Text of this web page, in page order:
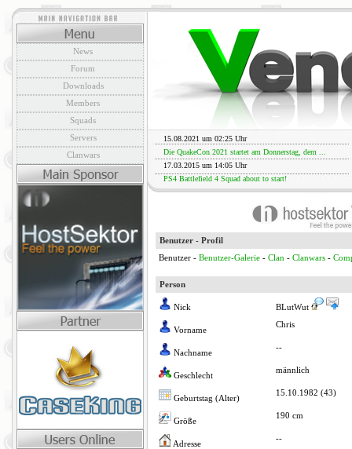
News
Forum
Downloads
Members
Squads
Servers
Clanwars
15.08.2021 um 02:25 Uhr
Die QuakeCon 2021 startet am Donnerstag, dem ...
17.03.2015 um 14:05 Uhr
PS4 Battlefield 4 Squad about to start!
Benutzer - Profil
Benutzer - Benutzer-Galerie - Clan - Clanwars -
Person
Nick BLutWut
Vorname
Chris
Nachname
--
Geschlecht
männlich
Geburtstag (Alter)
15.10.1982 (43)
Größe
190 cm
Adresse
--